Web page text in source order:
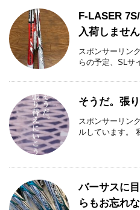
F-LASER
入荷しません
スポンサーリン
らの予定、SLサ
そうだ。張
スポンサーリン
ルしています。
バーサスに
らもお忘れな